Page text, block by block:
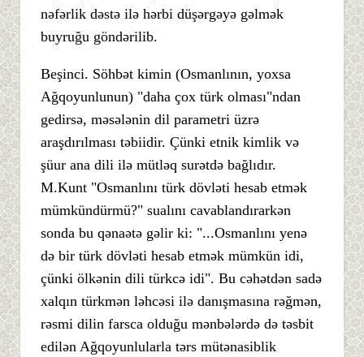
nəfərlik dəstə ilə hərbi düşərgəyə gəlmək
buyruğu göndərilib.
Beşinci. Söhbət kimin (Osmanlının, yoxsa
Ağqoyunlunun) "daha çox türk olması"ndan
gedirsə, məsələnin dil parametri üzrə
araşdırılması təbiidir. Çünki etnik kimlik və
şüur ana dili ilə mütləq surətdə bağlıdır.
M.Kunt "Osmanlını türk dövləti hesab etmək
mümkündürmü?" sualını cavablandırarkən
sonda bu qənaətə gəlir ki: "...Osmanlını yenə
də bir türk dövləti hesab etmək mümkün idi,
çünki ölkənin dili türkcə idi". Bu cəhətdən sadə
xalqın türkmən ləhcəsi ilə danışmasına rəğmən,
rəsmi dilin farsca olduğu mənbələrdə də təsbit
edilən Ağqoyunlularla tərs mütənasiblik